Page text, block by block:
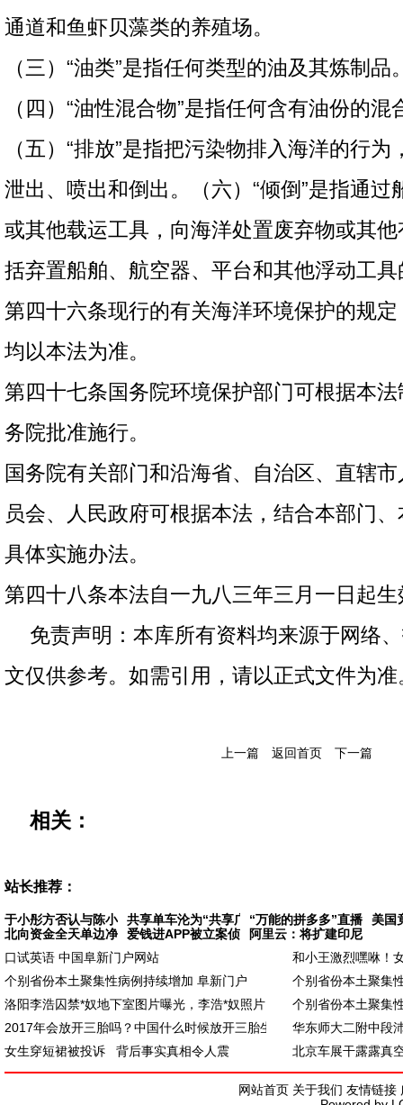
通道和鱼虾贝藻类的养殖场。
（三）“油类”是指任何类型的油及其炼制品
（四）“油性混合物”是指任何含有油份的混
（五）“排放”是指把污染物排入海洋的行
泄出、喷出和倒出。（六）“倾倒”是指通过
或其他载运工具，向海洋处置废弃物或其
括弃置船舶、航空器、平台和其他浮动工
第四十六条现行的有关海洋环境保护的规
均以本法为准。
第四十七条国务院环境保护部门可根据本
务院批准施行。
国务院有关部门和沿海省、自治区、直辖
员会、人民政府可根据本法，结合本部门
具体实施办法。
第四十八条本法自一九八三年三月一日起生
免责声明：本库所有资料均来源于网络
文仅供参考。如需引用，请以正式文件为准
上一篇 返回首页 下一篇
相关：
站长推荐：
于小彤方否认与陈小纭分手 据悉共享单车沦为“共享广告牌” 有的小广告还
“万能的拼多多”直播卖飞
美国
北向资金全天单边净买入171亿元，沪股通大买
爱钱进APP被立案侦查 相关部门将严格按照司
阿里云：将扩建印尼数据
口试英语 中国阜新门户网站
和小王激烈嘿咻！
个别省份本土聚集性病例持续增加 阜新门户
个别省份本土聚集
洛阳李浩囚禁*奴地下室图片曝光，李浩*奴照片
个别省份本土聚集
2017年会放开三胎吗？中国什么时候放开三胎生
华东师大二附中段
女生穿短裙被投诉 背后事实真相令人震
北京车展干露露真
网站首页 关于我们 友情链接